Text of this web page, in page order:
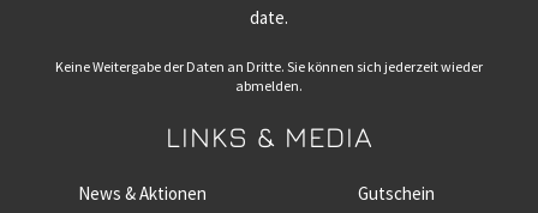
date.
Keine Weitergabe der Daten an Dritte. Sie können sich jederzeit wieder
abmelden.
LINKS & MEDIA
News & Aktionen
Gutschein